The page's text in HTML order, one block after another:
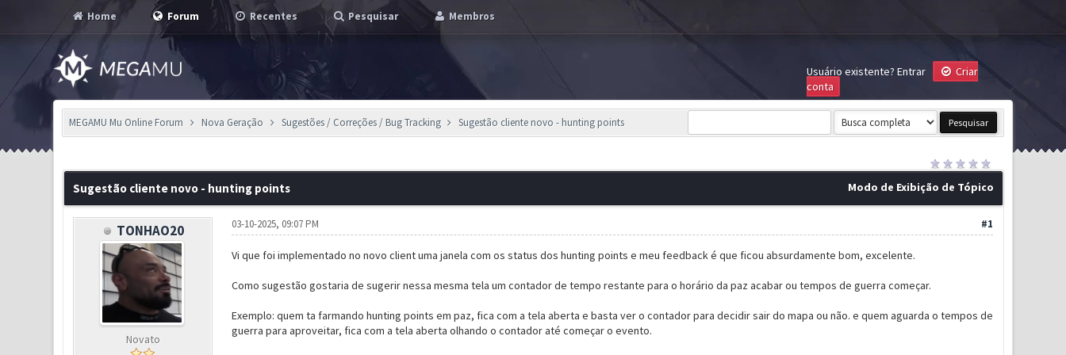
Home Forum Recentes Pesquisar Membros
Usuário existente? Entrar
Criar
conta
MEGAMU Mu Online Forum Nova Geração Sugestões / Correções / Bug Tracking Sugestão cliente novo - hunting points
Modo de Exibição de Tópico
Sugestão cliente novo - hunting points
TONHAO20
Novato
#1
03-10-2025, 09:07 PM
Vi que foi implementado no novo client uma janela com os status dos hunting points e meu feedback é que ficou absurdamente bom, excelente.
Como sugestão gostaria de sugerir nessa mesma tela um contador de tempo restante para o horário da paz acabar ou tempos de guerra começar.
Exemplo: quem ta farmando hunting points em paz, fica com a tela aberta e basta ver o contador para decidir sair do mapa ou não. e quem aguarda o tempos de
guerra para aproveitar, fica com a tela aberta olhando o contador até começar o evento.